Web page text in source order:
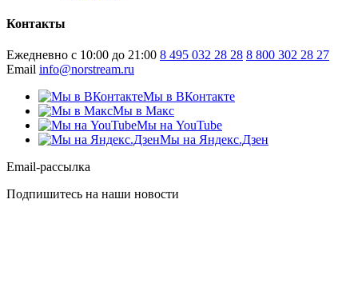
Контакты
Ежедневно с 10:00 до 21:00 8 495 032 28 28 8 800 302 28 27
Email info@norstream.ru
Мы в ВКонтакте
Мы в Макс
Мы на YouTube
Мы на Яндекс.Дзен
Email-рассылка
Подпишитесь на наши новости